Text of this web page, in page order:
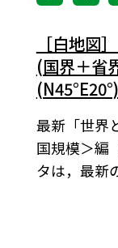
［白地図
(国界＋省
(N45°E20°)
最新「世界
国規模＞編
タは，最新
やワーク